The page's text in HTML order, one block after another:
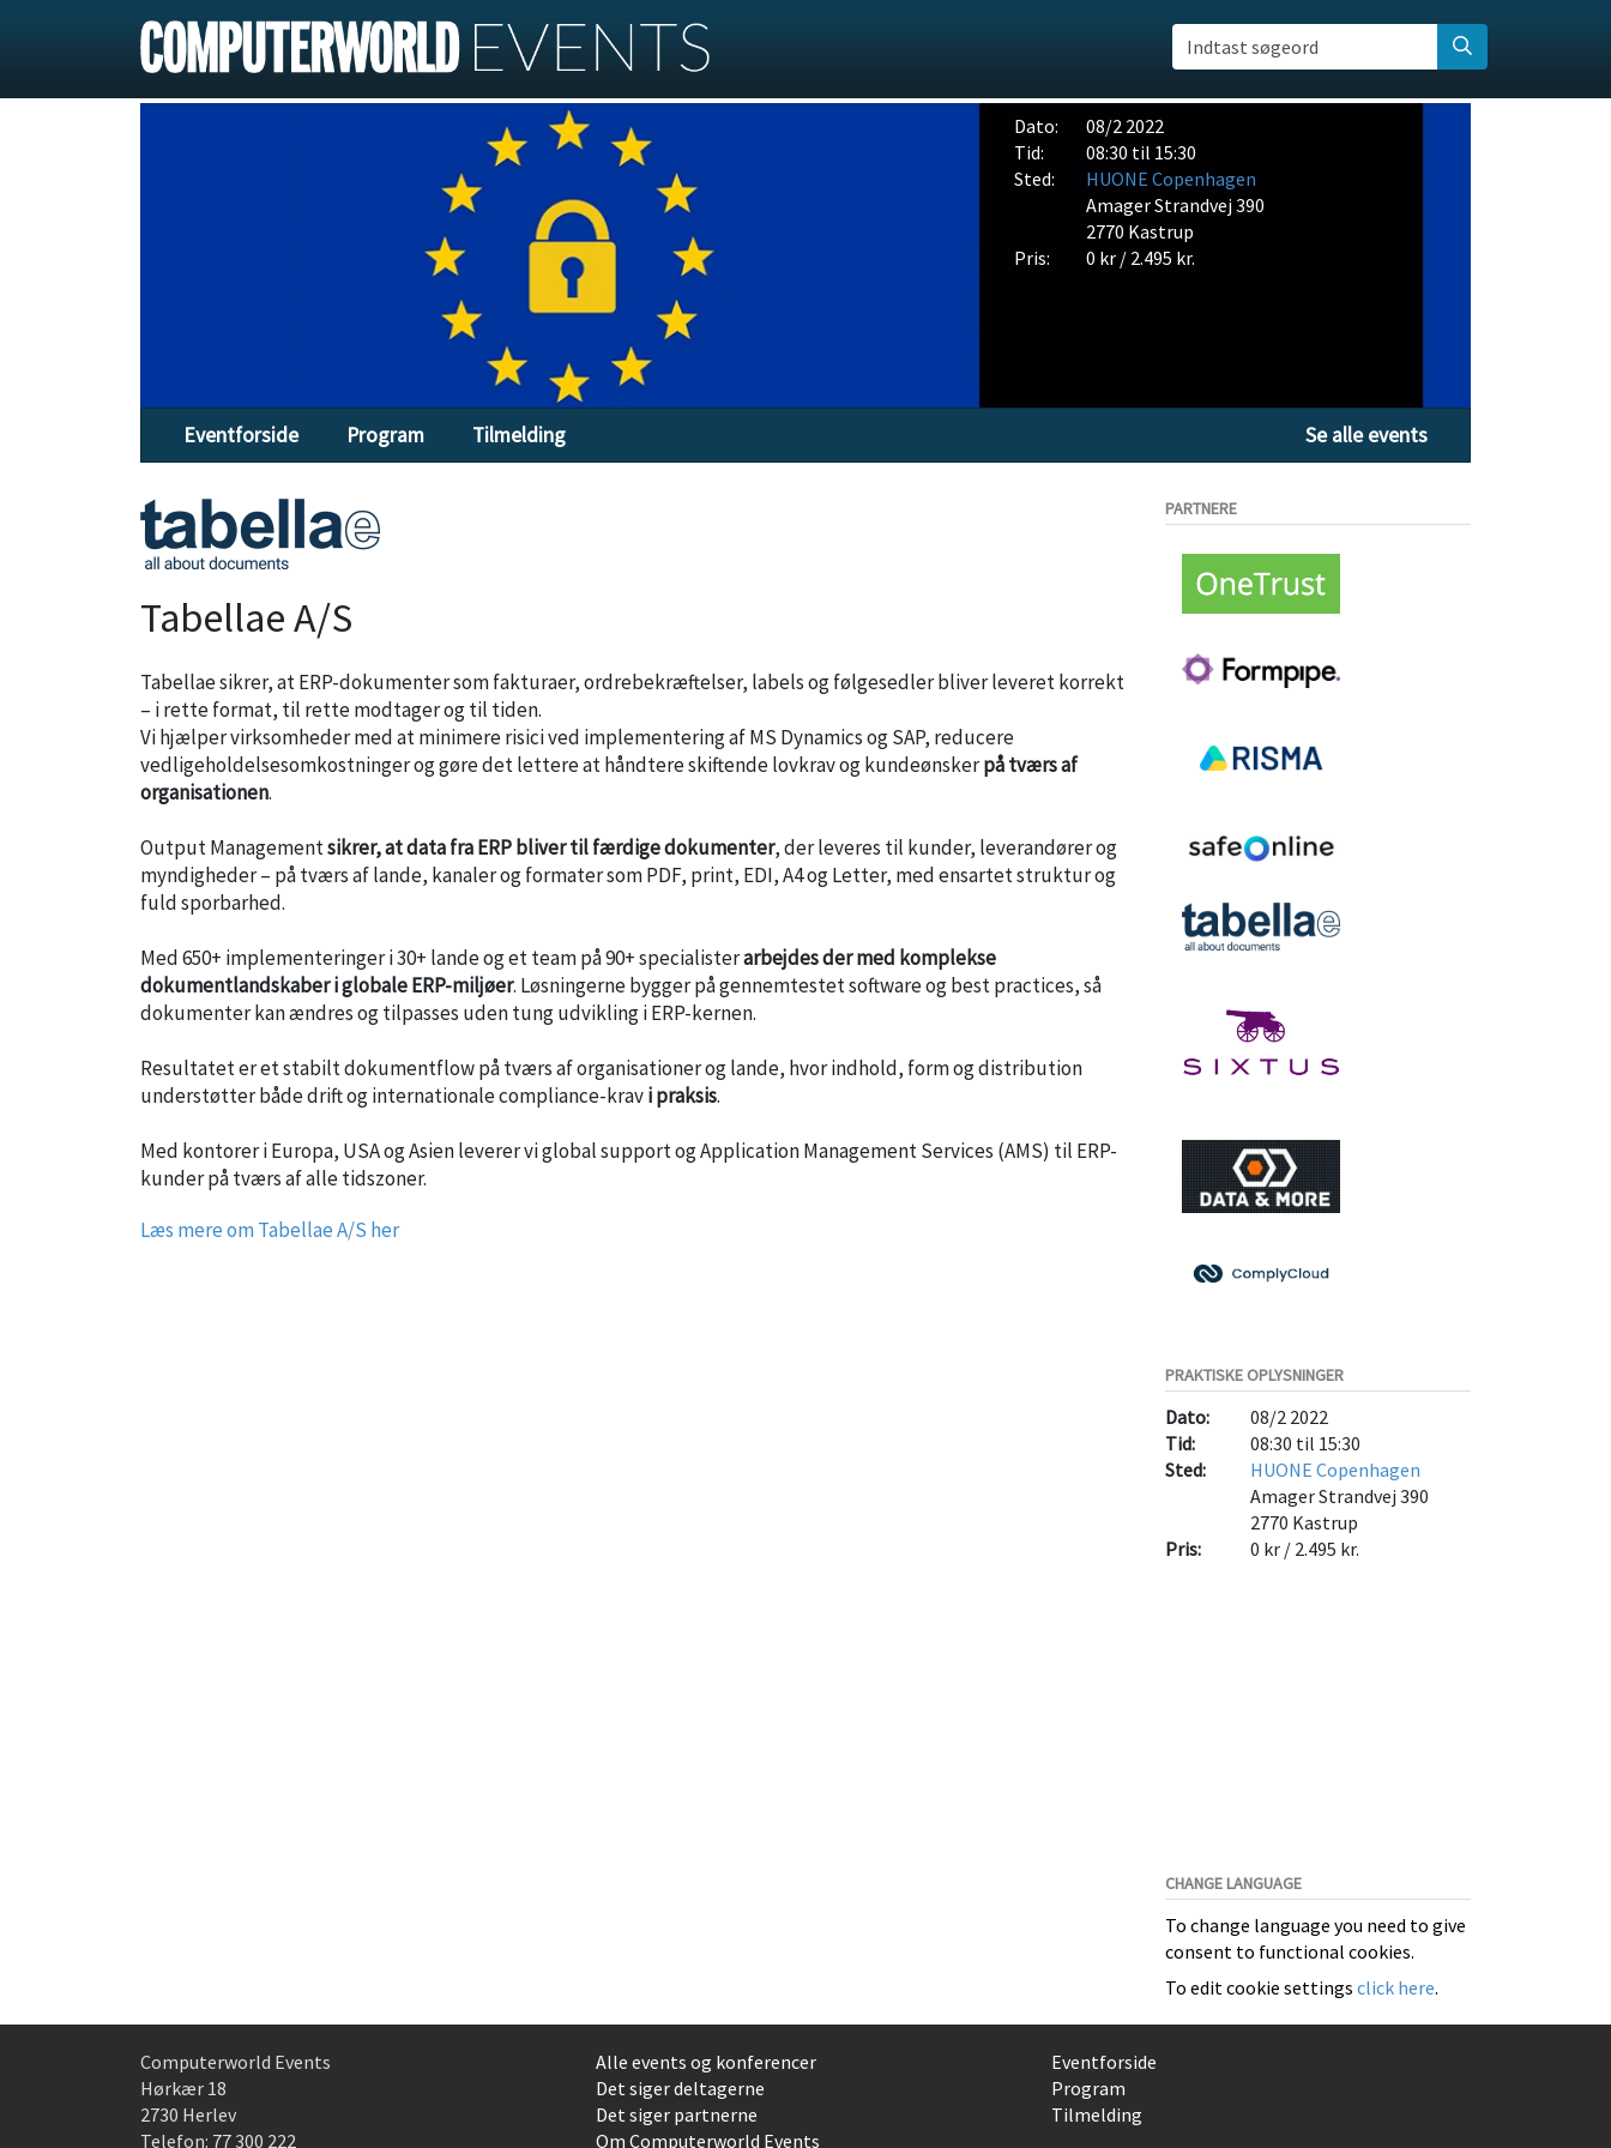
Indtast søgeord
Dato:
08/2 2022
Tid:
08:30 til 15:30
Sted:
HUONE Copenhagen
Amager Strandvej 390
2770 Kastrup
Pris:
0 kr / 2.495 kr.
Eventforside Program Tilmelding Se alle events
Tabellae A/S
Tabellae sikrer, at ERP-dokumenter som fakturaer, ordrebekræftelser, labels og følgesedler bliver leveret korrekt
– i rette format, til rette modtager og til tiden.
Vi hjælper virksomheder med at minimere risici ved implementering af MS Dynamics og SAP, reducere
vedligeholdelsesomkostninger og gøre det lettere at håndtere skiftende lovkrav og kundeønskerpå tværs af
organisationen.
Output Managementsikrer, at data fra ERP bliver til færdige dokumenter, der leveres til kunder, leverandører og
myndigheder – på tværs af lande, kanaler og formater som PDF, print, EDI, A4 og Letter, med ensartet struktur og
fuld sporbarhed.
Med 650+ implementeringer i 30+ lande og et team på 90+ specialisterarbejdes der med komplekse
dokumentlandskaber i globale ERP-miljøer. Løsningerne bygger på gennemtestet software og best practices, så
dokumenter kan ændres og tilpasses uden tung udvikling i ERP-kernen.
Resultatet er et stabilt dokumentflow på tværs af organisationer og lande, hvor indhold, form og distribution
understøtter både drift og internationale compliance-kravi praksis.
Med kontorer i Europa, USA og Asien leverer vi global support og Application Management Services (AMS) til ERP-
kunder på tværs af alle tidszoner.
Læs mere om Tabellae A/S her
PARTNERE
PRAKTISKE OPLYSNINGER
Dato:
08/2 2022
Tid:
08:30 til 15:30
Sted:
HUONE Copenhagen
Amager Strandvej 390
2770 Kastrup
Pris:
0 kr / 2.495 kr.
CHANGE LANGUAGE
To change language you need to give
consent to functional cookies.
To edit cookie settings click here.
Computerworld Events
Hørkær 18
2730 Herlev
Telefon: 77 300 222
Alle events og konferencer
Det siger deltagerne
Det siger partnerne
Om Computerworld Events
Eventforside
Program
Tilmelding